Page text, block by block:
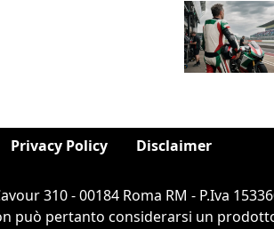
Privacy Policy Disclaimer
310 - 00184 Roma RM - P.Iva
pertanto considerarsi un